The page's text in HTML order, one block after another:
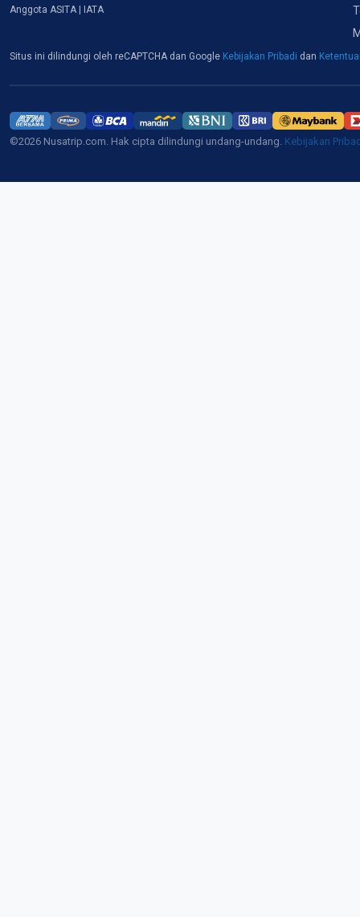
Anggota ASITA | IATA
Situs ini dilindungi oleh reCAPTCHA dan Google Kebijakan Pribadi dan
©2026 Nusatrip.com. Hak cipta dilindungi undang-undang. Kebijakan